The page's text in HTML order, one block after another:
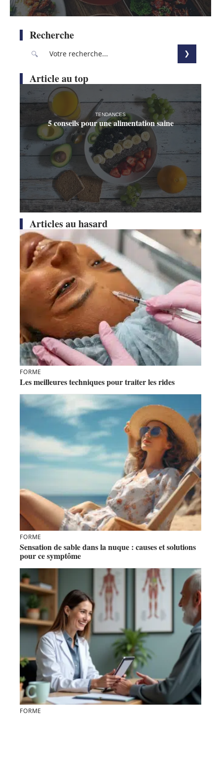
Recherche
Article au top
TENDANCES
5 conseils pour une alimentation saine
Articles au hasard
FORME
Les meilleures techniques pour traiter les rides
FORME
Sensation de sable dans la nuque : causes et solutions
pour ce symptôme
FORME